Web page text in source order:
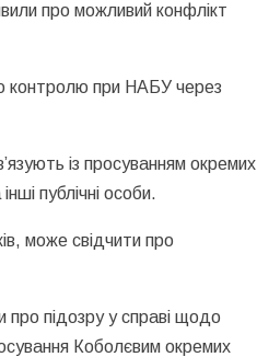
про можливий конфлікт
контролю при НАБУ через
із просуванням окремих
публічні особи.
може свідчити про
підозру у справі щодо
Коболєвим окремих